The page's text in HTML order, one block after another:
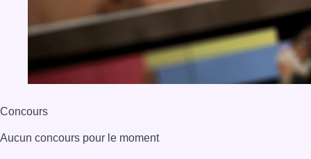
Concours
Aucun concours pour le moment